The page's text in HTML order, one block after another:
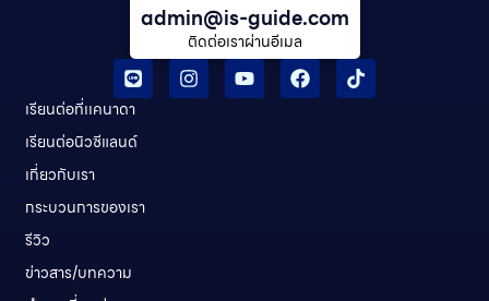
admin@is-guide.com
ติดต่อเราผ่านอีเมล
เรียนต่อที่เเคนาดา
เรียนต่อนิวซีแลนด์​
เกี่ยวกับเรา
กระบวนการของเรา
รีวิว
ข่าวสาร/บทความ